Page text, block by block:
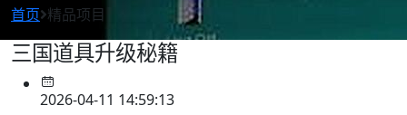
首页 精品项目
三国道具升级秘籍
2026-04-11 14:59:13